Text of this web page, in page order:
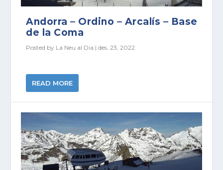
Andorra – Ordino – Arcalís – Base
de la Coma
Posted by La Neu al Dia |des. 23, 2022
READ MORE